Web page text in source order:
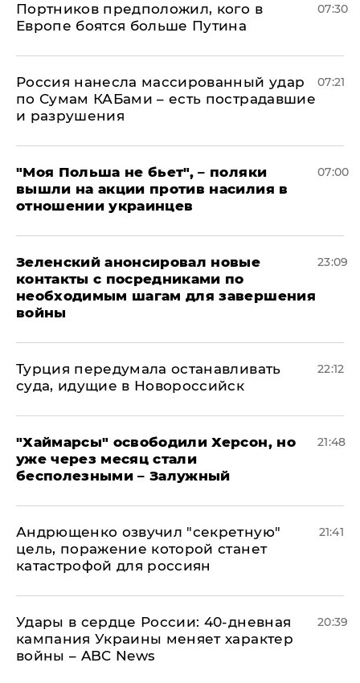
Портников предположил, кого в
Европе боятся больше Путина
07:30
Россия нанесла массированный удар
по Сумам КАБами – есть пострадавшие
и разрушения
07:21
"Моя Польша не бьет", – поляки
вышли на акции против насилия в
отношении украинцев
07:00
Зеленский анонсировал новые
контакты с посредниками по
необходимым шагам для завершения
войны
23:09
Турция передумала останавливать
суда, идущие в Новороссийск
22:12
"Хаймарсы" освободили Херсон, но
уже через месяц стали
бесполезными – Залужный
21:48
Андрющенко озвучил "секретную"
цель, поражение которой станет
катастрофой для россиян
21:41
Удары в сердце России: 40-дневная
кампания Украины меняет характер
войны – ABC News
20:39